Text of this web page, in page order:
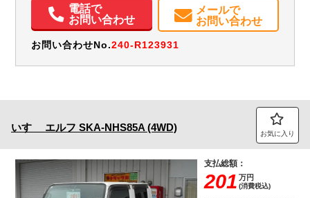
電話で
お問い合わせ
メールで
お問い合わせ
お問い合わせNo.240-R123931
いすゞ エルフ SKA-NHS85A (4WD) お気に入り
支払総額：
201 万円
(消費税込)